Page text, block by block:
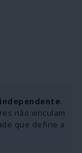
.
não vinculam
que define a